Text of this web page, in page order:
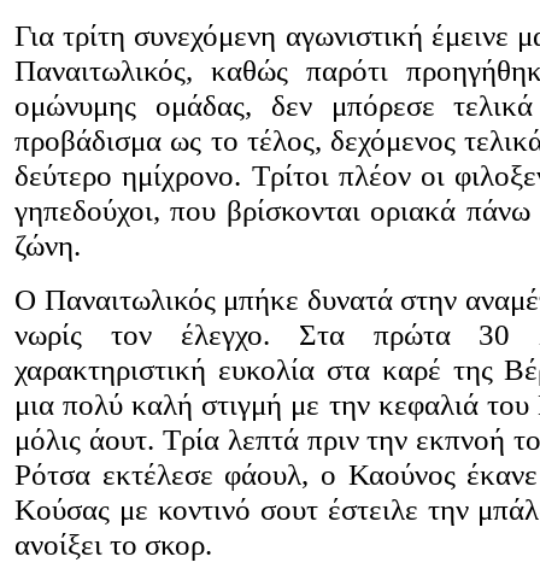
Για τρίτη συνεχόμενη αγωνιστική έμεινε
Παναιτωλικός, καθώς παρότι
ομώνυμης ομάδας, δεν μπόρεσε
προβάδισμα ως το τέλος, δεχόμενος
δεύτερο ημίχρονο. Τρίτοι πλέον οι
γηπεδούχοι, που βρίσκονται οριακά πάνω
ζώνη.
Ο Παναιτωλικός μπήκε δυνατά στην
νωρίς τον έλεγχο. Στα πρώτα 30
χαρακτηριστική ευκολία στα καρέ της
μια πολύ καλή στιγμή με την κεφαλιά
μόλις άουτ. Τρία λεπτά πριν την εκπνοή
Ρότσα εκτέλεσε φάουλ, ο Καούνος
Κούσας με κοντινό σουτ έστειλε την
ανοίξει το σκορ.